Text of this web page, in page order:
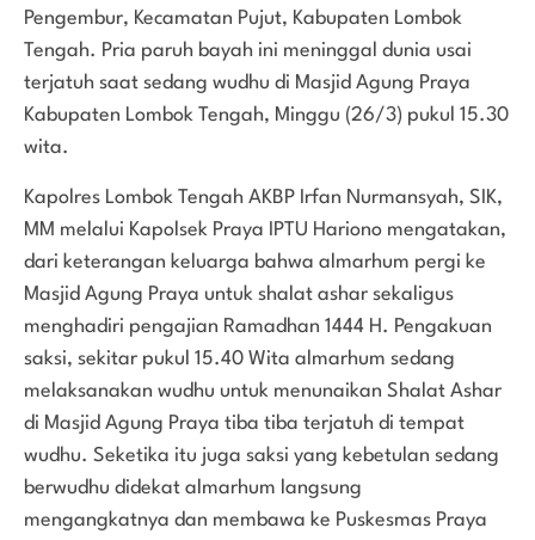
Pengembur, Kecamatan Pujut, Kabupaten Lombok
Tengah. Pria paruh bayah ini meninggal dunia usai
terjatuh saat sedang wudhu di Masjid Agung Praya
Kabupaten Lombok Tengah, Minggu (26/3) pukul 15.30
wita.
Kapolres Lombok Tengah AKBP Irfan Nurmansyah, SIK,
MM melalui Kapolsek Praya IPTU Hariono mengatakan,
dari keterangan keluarga bahwa almarhum pergi ke
Masjid Agung Praya untuk shalat ashar sekaligus
menghadiri pengajian Ramadhan 1444 H. Pengakuan
saksi, sekitar pukul 15.40 Wita almarhum sedang
melaksanakan wudhu untuk menunaikan Shalat Ashar
di Masjid Agung Praya tiba tiba terjatuh di tempat
wudhu. Seketika itu juga saksi yang kebetulan sedang
berwudhu didekat almarhum langsung
mengangkatnya dan membawa ke Puskesmas Praya